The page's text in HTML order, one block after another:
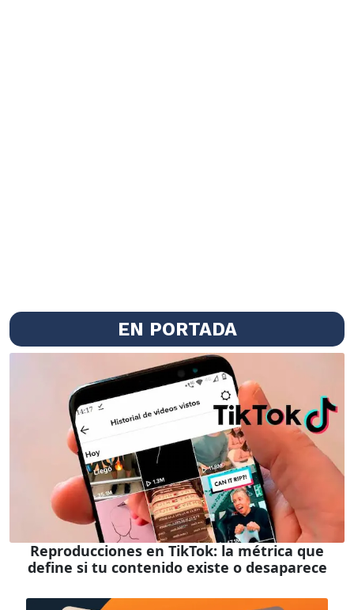
EN PORTADA
Reproducciones en TikTok: la métrica que
define si tu contenido existe o desaparece